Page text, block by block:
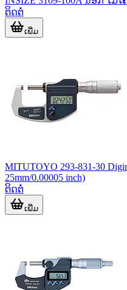
ຕິດຕໍ່
ເພີ່ມ
MITUTOYO 293-831-30
25mm/0.00005 inch)
ຕິດຕໍ່
ເພີ່ມ